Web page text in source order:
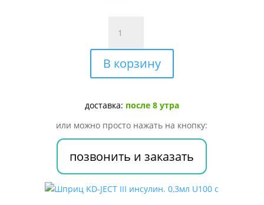
товара
Шприц
KD-
JECT
инсулин.
U100
В корзину
доставка: после 8 утра
или можно просто нажать на кнопку:
позвонить и заказать